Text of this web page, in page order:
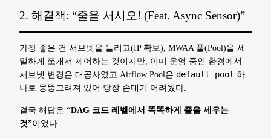
2. 해결책: “줄을 서시오! (Feat. Async Sensor)”
가장 좋은 건 서브넷을 늘리고(IP 확보), MWAA 풀(Pool)을 세
밀하게 쪼개서 제어하는 것이지만, 이미 운영 중인 환경에서
서브넷 변경은 대공사였고 Airflow Pool은 default_pool 하
나로 뭉뚱그려져 있어 당장 손대기 어려웠다.
결국 해답은 “DAG 코드 레벨에서 똑똑하게 줄을 세우는
것”이었다.